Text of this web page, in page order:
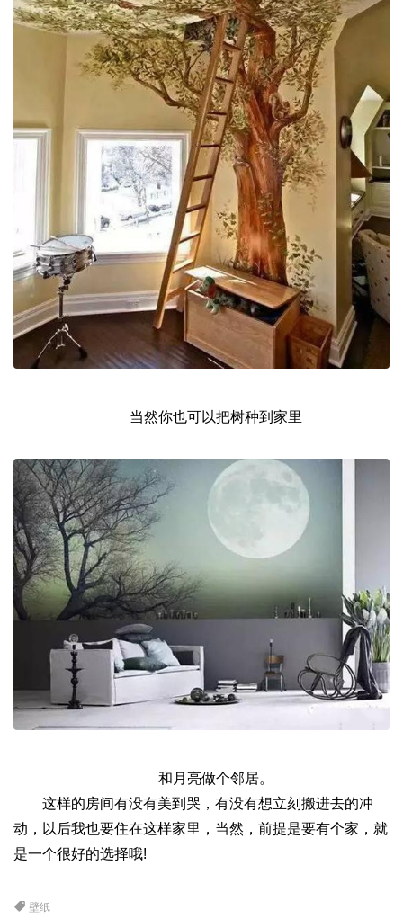
当然你也可以把树种到家里
和月亮做个邻居。
这样的房间有没有美到哭，有没有想立刻搬进去的冲
动，以后我也要住在这样家里，当然，前提是要有个家，就
是一个很好的选择哦!
壁纸